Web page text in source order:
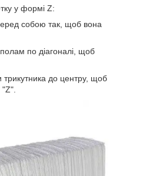
у формі Z:
собою так, щоб вона
по діагоналі, щоб
трикутника до центру, щоб